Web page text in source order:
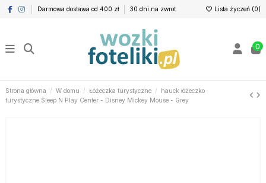
Darmowa dostawa od 400 zł 30 dni na zwrot Lista życzeń (0)
0
Strona główna W domu Łóżeczka turystyczne
hauck łóżeczko
turystyczne Sleep N Play Center - Disney Mickey Mouse - Grey